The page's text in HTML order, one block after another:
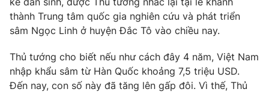
Photo Infographic
Video Shorts video
VTV Money VTV Thể thao
thành Trung tâm quốc gia nghiên cứu và phát triển
sâm Ngọc Linh ở huyện Đắc Tô vào chiều nay.
Thủ tướng cho biết nếu như cách đây 4 năm, Việt Nam
nhập khẩu sâm từ Hàn Quốc khoảng 7,5 triệu USD.
Đến nay, con số này đã tăng lên gấp đôi. Vì thế, Thủ